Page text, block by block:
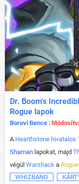
Dr. Boom's
Rogue lapok
Borovi Bence |
A Hearthstone hivatalos
Shaman lapokat, majd
végül Warshack a Rogue
WHIZBANG